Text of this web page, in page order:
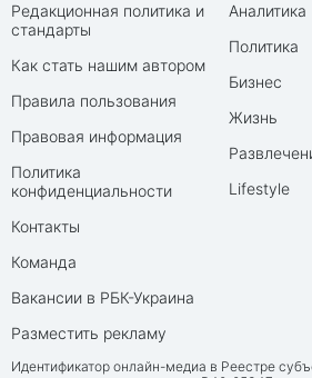
Редакционная политика и
стандарты
Как стать нашим автором
Правила пользования
Правовая информация
Политика
конфиденциальности
Контакты
Команда
Вакансии в РБК-Украина
Разместить рекламу
Аналитика
Политика
Бизнес
Жизнь
Lifestyle
Идентификатор онлайн-медиа в Реестре